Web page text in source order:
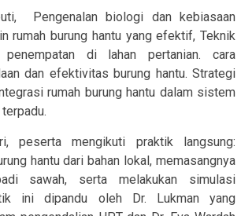
Pengenalan biologi dan kebiasaan
rumah burung hantu yang efektif, Teknik
penempatan di lahan pertanian. cara
dan efektivitas burung hantu. Strategi
rumah burung hantu dalam sistem
peserta mengikuti praktik langsung:
hantu dari bahan lokal, memasangnya
sawah, serta melakukan simulasi
ini dipandu oleh Dr. Lukman yang